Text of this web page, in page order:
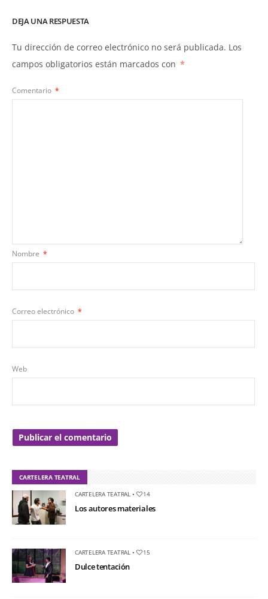
DEJA UNA RESPUESTA
Tu dirección de correo electrónico no será publicada. Los
campos obligatorios están marcados con *
Comentario *
Nombre *
Correo electrónico *
Web
CARTELERA TEATRAL
CARTELERA TEATRAL• 14
Los autores materiales
CARTELERA TEATRAL• 15
Dulce tentación